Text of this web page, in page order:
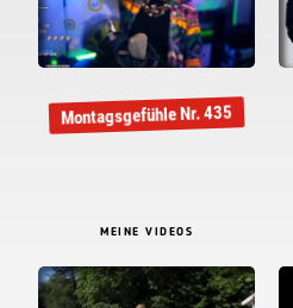
Montagsgefühle Nr. 435
MEINE VIDEOS